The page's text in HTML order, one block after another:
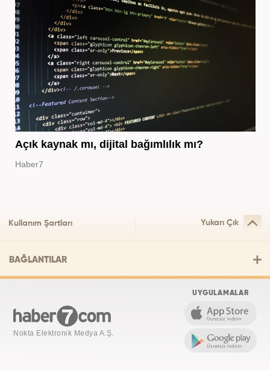
Açık kaynak mı, dijital bağımlılık mı?
Haber7
Kullanım Şartları Yukarı Çık
BAĞLANTILAR
Nokta Elektronik Medya A.Ş.
UYGULAMALAR